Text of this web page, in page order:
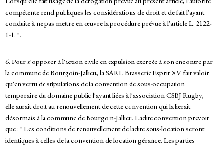
compétente rend publiques les considérations de droit et de fait l'ayant
conduite à ne pas mettre en œuvre la procédure prévue à l'article L. 2122-
1-1. ".
6. Pour s'opposer à l'action civile en expulsion exercée à son encontre par
la commune de Bourgoin-Jallieu, la SARL Brasserie Esprit XV fait valoir
qu'en vertu de stipulations de la convention de sous-occupation
temporaire du domaine public l'ayant liées à l'association CSBJ Rugby,
elle aurait droit au renouvellement de cette convention qui la lierait
désormais à la commune de Bourgoin-Jallieu. Ladite convention prévoit
que : " Les conditions de renouvellement de ladite sous-location seront
identiques à celles de la convention de location gérance. Les parties